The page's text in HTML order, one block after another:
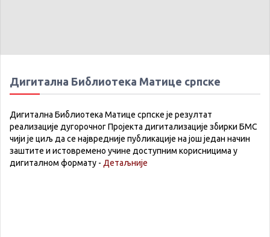
Дигитална Библиотека Матице српске
Дигитална Библиотека Матице српске је резултат
реализације дугорочног Пројекта дигитализације збирки БМС
чији је циљ да се највредније публикације на још један начин
заштите и истовремено учине доступним корисницима у
дигиталном формату - Детаљније